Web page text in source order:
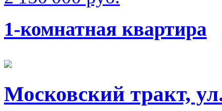
1-комнатная квартира
Московский тракт,